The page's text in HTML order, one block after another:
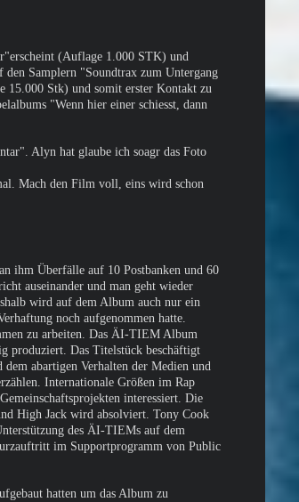
(Auflage 1.000 STK) und
Samplern "Soundtrax zum Untergang
Stk) und somit erster Kontakt zu
"Wenn hier einer schiesst, dann
Alyn hat glaube ich soagr das Foto
Mach den Film voll, eins wird schon
ihm Überfälle auf 10 Postbanken und 60
auseinander und man geht wieder
wird auf dem Album auch nur ein
noch aufgenommen hatte.
zu arbeiten. Das ÄI-TIEM Album
produziert. Das Titelstück beschäftigt
abartigen Verhalten der Medien und
Internationale Größen im Rap
interessiert. Die
High Jack wird absolviert. Tony Cook
des ÄI-TIEMs auf dem
im Supportprogramm von Public
hatten um das Album zu